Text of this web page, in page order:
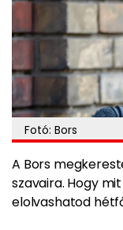
Fotó: Bors
A Bors
szavaira. Hogy
elolvashatod